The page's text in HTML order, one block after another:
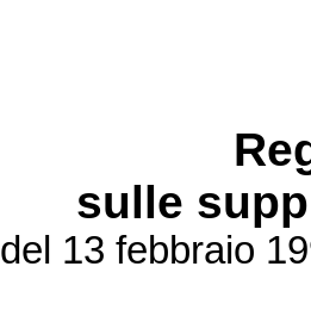
sulle
del 13 febbraio